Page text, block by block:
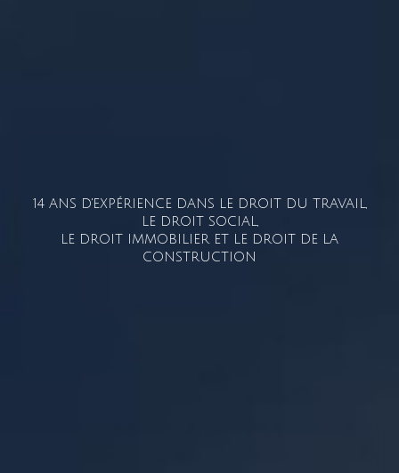
14 ANS D'EXPÉRIENCE DANS LE DROIT DU TRAVAIL,
LE DROIT SOCIAL,
LE DROIT IMMOBILIER ET LE DROIT DE LA
CONSTRUCTION